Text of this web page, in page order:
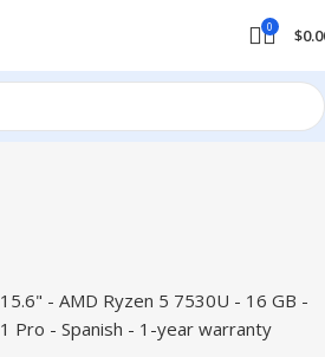
0 $
- AMD Ryzen 5 7530U - 16 GB -
Pro - Spanish - 1-year warranty